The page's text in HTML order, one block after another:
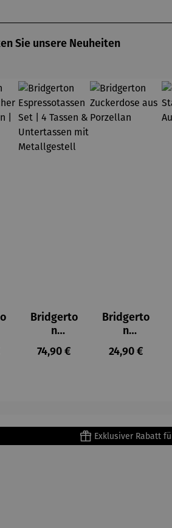
Monet
Sie unsere Neuheiten
Preis:
Bridgerto
n
Espressot
assen Set
Metallges
Regulärer Preis:
74,90 €
Bridgerto
n
Zuckerdo
se aus
Regulärer
24,90 €
Exklusiver Rabatt